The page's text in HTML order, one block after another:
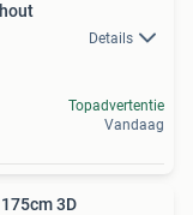
Details
Topadvertentie
Vandaag
3D